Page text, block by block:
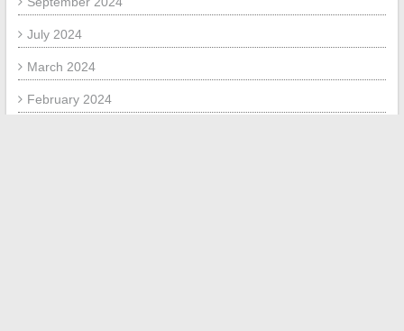
July 2024
March 2024
February 2024